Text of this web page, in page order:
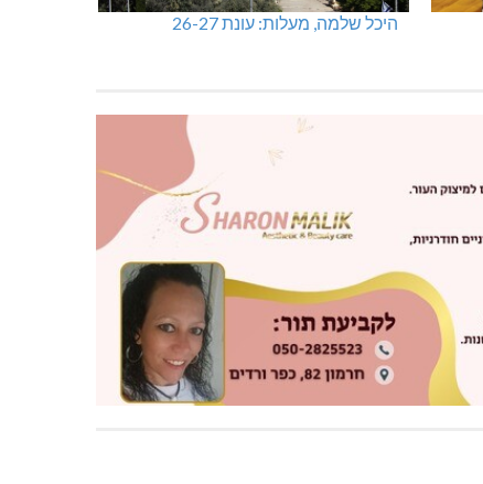
היכל שלמה, מעלות: עונת 26-27